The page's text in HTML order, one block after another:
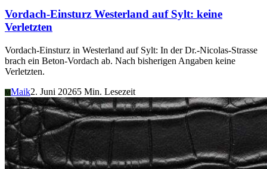
Vordach-Einsturz Westerland auf Sylt: keine
Verletzten
Vordach-Einsturz in Westerland auf Sylt: In der Dr.-Nicolas-Strasse
brach ein Beton-Vordach ab. Nach bisherigen Angaben keine
Verletzten.
MMaik2. Juni 20265 Min. Lesezeit